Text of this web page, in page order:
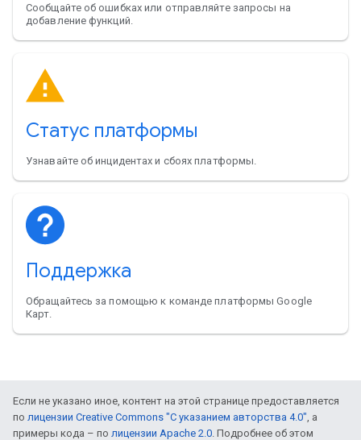
Сообщайте об ошибках или отправляйте запросы на
добавление функций.
Статус платформы
Узнавайте об инцидентах и сбоях платформы.
Поддержка
Обращайтесь за помощью к команде платформы Google
Карт.
Если не указано иное, контент на этой странице предоставляется
по лицензии Creative Commons "С указанием авторства 4.0" , а
примеры кода – по лицензии Apache 2.0 . Подробнее об этом